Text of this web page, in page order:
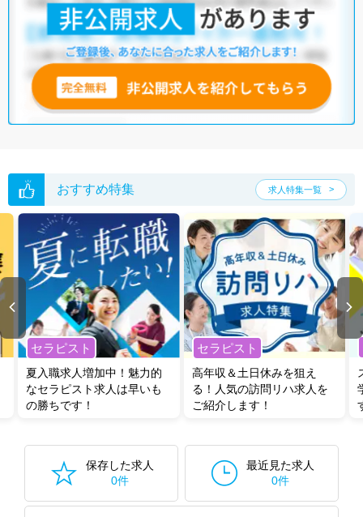
他の条件でも人気の求人がございますので、「こだわり条件」から検索
いただくか、お気軽にお問い合わせください。
全国の放射線技師求人から検索いただくことも可能です。
無料転職支援サービス
にお申し込みいただくと、ご希望条件をヒアリン
グした上で求人をご提案いたします。
ご希望条件がまだ定まっていない方は人気の希望条件をピックアップし
い。
おすすめ特集 求人特集一覧
セラピスト
夏入職求人増加中！魅力的
なセラピスト求人は早いも
の勝ちです！
セラピスト
高年収＆土日休みを狙え
る！人気の訪問リハ求人を
ご紹介します！
保存した求人
0件
最近見た求人
0件